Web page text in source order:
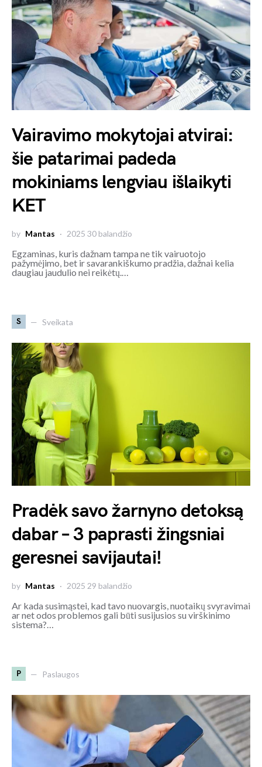
Vairavimo mokytojai atvirai:
šie patarimai padeda
mokiniams lengviau išlaikyti
KET
by Mantas 2025 30 balandžio
Egzaminas, kuris dažnam tampa ne tik vairuotojo
pažymėjimo, bet ir savarankiškumo pradžia, dažnai kelia
daugiau jaudulio nei reikėtų.…
S Sveikata
Pradėk savo žarnyno detoksą
dabar – 3 paprasti žingsniai
geresnei savijautai!
by Mantas 2025 29 balandžio
Ar kada susimąstei, kad tavo nuovargis, nuotaikų svyravimai
ar net odos problemos gali būti susijusios su virškinimo
sistema?…
P Paslaugos